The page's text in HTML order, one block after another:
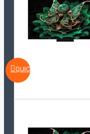
QUICKVIEW